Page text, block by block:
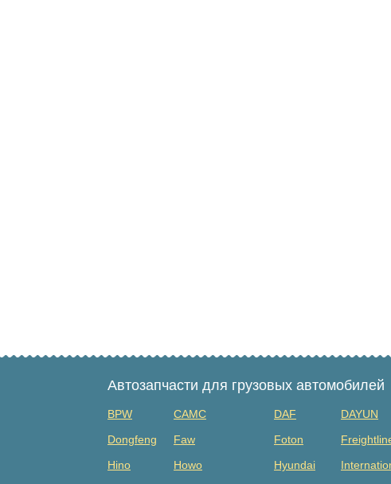
Автозапчасти для грузовых автомобилей
BPW CAMC DAF
DAYUN
Dongfeng
Faw Foton
Hino
Howo Hyundai